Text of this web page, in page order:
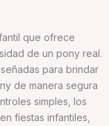
que ofrece
de un pony real.
para brindar
de manera segura
simples, los
fiestas infantiles,